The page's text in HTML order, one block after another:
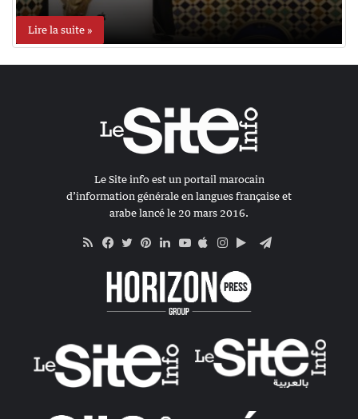
Lire la suite »
Le Site info est un portail marocain
d’information générale en langues française et
arabe lancé le 20 mars 2016.
RSS
Apple
Google
Telegram